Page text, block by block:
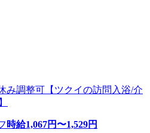
み調整可【ツクイの訪問入浴/介
時給1,067円〜1,529円